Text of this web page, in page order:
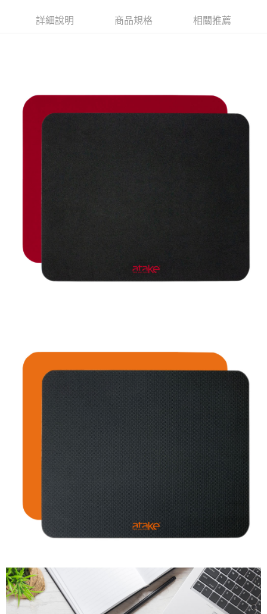
付款後全家取貨
付款後7-11取貨
每筆NT$60，滿NT$299(含以上)免運費
詳細說明 商品規格 相關推薦